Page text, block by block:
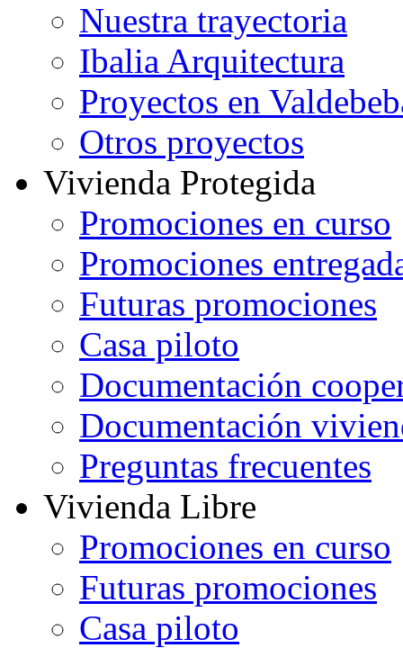
Nuestra trayectoria
Ibalia Arquitectura
Proyectos en
Otros proyectos
Vivienda Protegida
Promociones en curso
Promociones
Futuras promociones
Casa piloto
Documentación
Documentación
Preguntas frecuentes
Vivienda Libre
Promociones en curso
Futuras promociones
Casa piloto